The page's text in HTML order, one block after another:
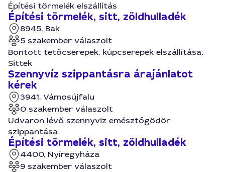
Építési törmelék elszállítás
Építési törmelék, sitt, zöldhulladék
8945, Bak
5 szakember válaszolt
Bontott tetőcserepek, kúpcserepek elszállítása.
Sittek
Szennyvíz szippantásra árajánlatot
kérek
3941, Vámosújfalu
0 szakember válaszolt
Udvaron lévő szennyviz emésztőgödör
szippantása
Építési törmelék, sitt, zöldhulladék
4400, Nyíregyháza
9 szakember válaszolt